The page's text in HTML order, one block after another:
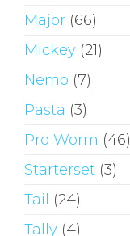
Major (66)
Mickey (21)
Nemo (7)
Pasta (3)
Pro Worm (46)
Starterset (3)
Tail
(24)
Tally (4)